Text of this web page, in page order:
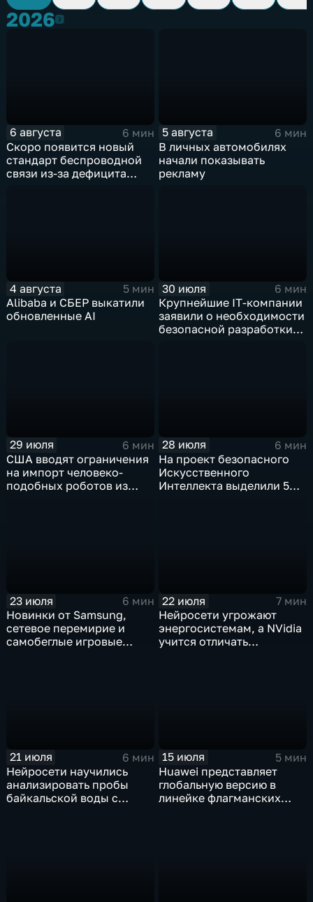
20262026
6 августа
6 мин
Скоро появится новый
стандарт беспроводной
связи из-за дефицита
5 августа
6 мин
В личных автомобилях
начали показывать
рекламу
4 августа
5 мин
Alibaba и СБЕР выкатили
обновленные AI
30 июля
6 мин
Крупнейшие IT‑компании
заявили о необходимости
безопасной разработки
29 июля
6 мин
США вводят ограничения
на импорт человеко-
подобных роботов из
28 июля
6 мин
На проект безопасного
Искусственного
Интеллекта выделили 5
23 июля
6 мин
Новинки от Samsung,
сетевое перемирие и
самобеглые игровые
22 июля
7 мин
Нейросети угрожают
энергосистемам, а NVidia
учится отличать
21 июля
6 мин
Нейросети научились
анализировать пробы
байкальской воды с
15 июля
5 мин
Huawei представляет
глобальную версию в
линейке флагманских